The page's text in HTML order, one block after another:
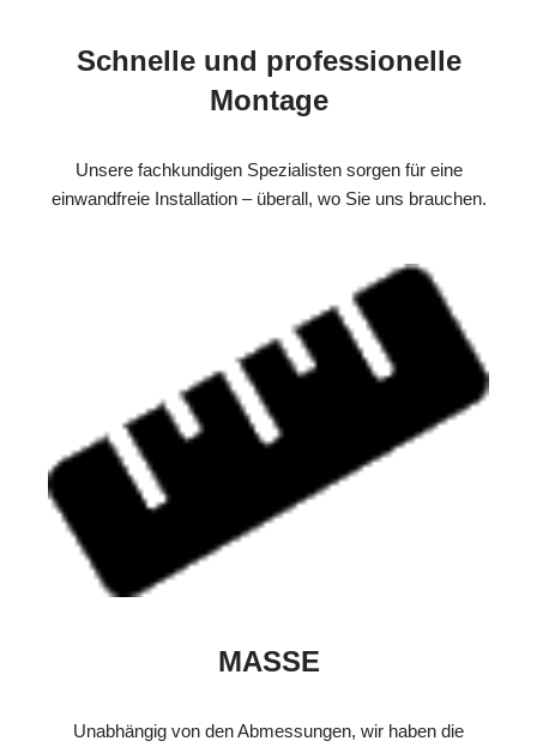
Schnelle und professionelle
Montage
Unsere fachkundigen Spezialisten sorgen für eine
einwandfreie Installation – überall, wo Sie uns brauchen.
MASSE
Unabhängig von den Abmessungen, wir haben die